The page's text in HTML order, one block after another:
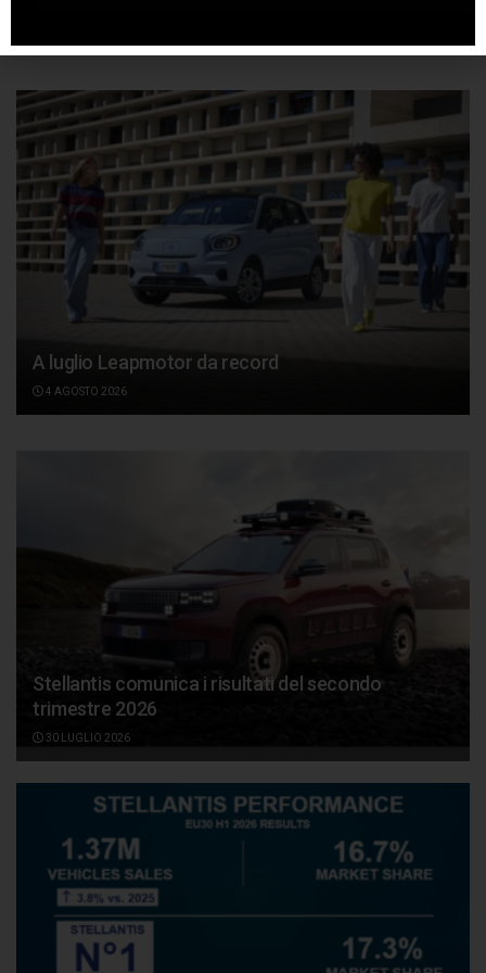
Articolicorrelati
A luglio Leapmotor da record
4 AGOSTO 2026
Stellantis comunica i risultati del secondo
trimestre 2026
30 LUGLIO 2026